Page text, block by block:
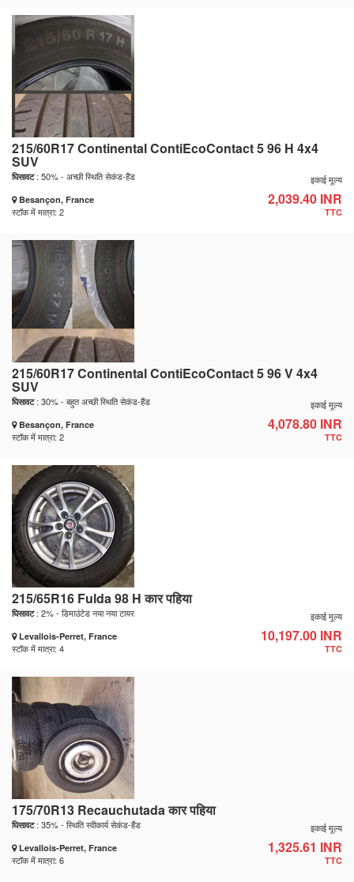
215/60R17 Continental ContiEcoContact 5 96 H 4x4
SUV
घिसावट: 50% - अच्छी स्थिति सेकंड-हैंड
Besançon, France
स्टॉक में मात्रा: 2
इकाई मूल्य
2,039.40 INR
TTC
215/60R17 Continental ContiEcoContact 5 96 V 4x4
SUV
घिसावट: 30% - बहुत अच्छी स्थिति सेकंड-हैंड
Besançon, France
स्टॉक में मात्रा: 2
इकाई मूल्य
4,078.80 INR
TTC
215/65R16 Fulda 98 H कार पहिया
घिसावट: 2% - डिमाउंटेड नया नया टायर
Levallois-Perret, France
स्टॉक में मात्रा: 4
इकाई मूल्य
10,197.00 INR
TTC
175/70R13 Recauchutada कार पहिया
घिसावट: 35% - स्थिति स्वीकार्य सेकंड-हैंड
Levallois-Perret, France
स्टॉक में मात्रा: 6
इकाई मूल्य
1,325.61 INR
TTC